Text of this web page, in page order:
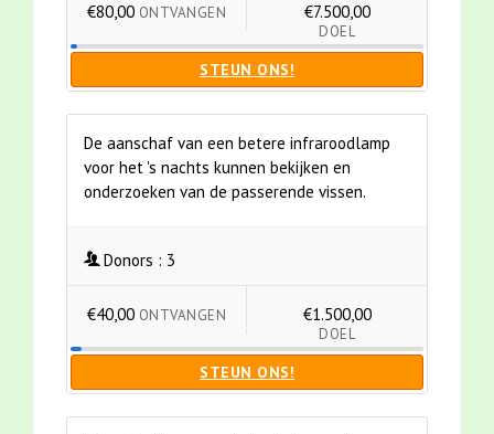
€80,00 ONTVANGEN €7.500,00
DOEL
STEUN ONS!
De aanschaf van een betere infraroodlamp
voor het 's nachts kunnen bekijken en
onderzoeken van de passerende vissen.
Donors : 3
€40,00 ONTVANGEN €1.500,00
DOEL
STEUN ONS!